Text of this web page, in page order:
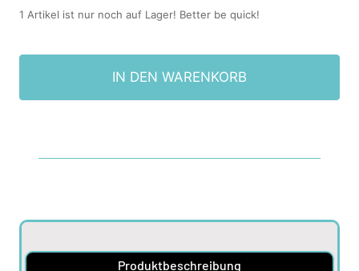
1 Artikel ist nur noch auf Lager! Better be quick!
IN DEN WARENKORB
Produktbeschreibung